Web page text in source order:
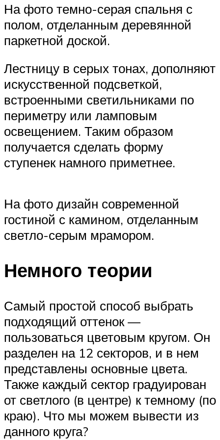
На фото темно-серая спальня с
полом, отделанным деревянной
паркетной доской.
Лестницу в серых тонах, дополняют
искусственной подсветкой,
встроенными светильниками по
периметру или ламповым
освещением. Таким образом
получается сделать форму
ступенек намного приметнее.
На фото дизайн современной
гостиной с камином, отделанным
светло-серым мрамором.
Немного теории
Самый простой способ выбрать
подходящий оттенок —
пользоваться цветовым кругом. Он
разделен на 12 секторов, и в нем
представлены основные цвета.
Также каждый сектор градуирован
от светлого (в центре) к темному (по
краю). Что мы можем вывести из
данного круга?